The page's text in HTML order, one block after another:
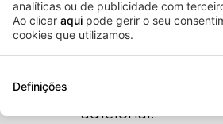
para que possa
tranquilidade.
Estacionamento
adicional.
analíticas ou de publicidade com
Ao clicar aqui pode gerir o seu
cookies que utilizamos.
Definições